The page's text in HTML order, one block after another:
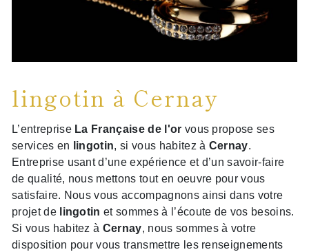
lingotin à Cernay
L’entreprise La Française de l'or vous propose ses
services en
lingotin, si vous habitez à Cernay.
Entreprise usant d’une expérience et d’un savoir-faire
de qualité, nous mettons tout en oeuvre pour vous
satisfaire. Nous vous accompagnons ainsi dans votre
projet de lingotin et sommes à l’écoute de vos besoins.
Si vous habitez à Cernay, nous sommes à votre
disposition pour vous transmettre les renseignements